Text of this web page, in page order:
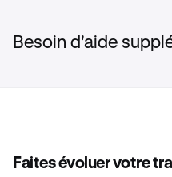
sera affiché
au-dessus ou près de l'
ID
Ce numéro identifie
de courtage pour le
Besoin d'aide
Faites évoluer votre